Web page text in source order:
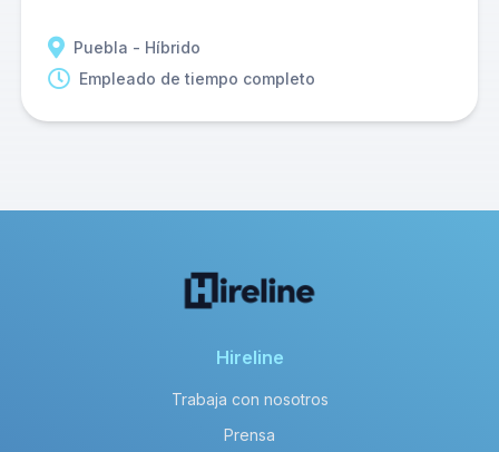
Puebla - Híbrido
Empleado de tiempo completo
Hireline
Trabaja con nosotros
Prensa